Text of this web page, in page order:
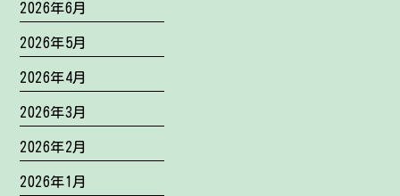
2026年6月
2026年5月
2026年4月
2026年3月
2026年2月
2026年1月